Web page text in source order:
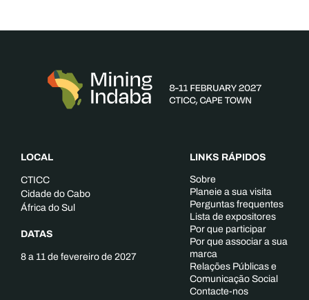
LOCAL
CTICC
Cidade do Cabo
África do Sul
DATAS
8 a 11 de fevereiro de 2027
LINKS RÁPIDOS
Sobre
Planeie a sua visita
Perguntas frequentes
Lista de expositores
Por que participar
Por que associar a sua
marca
Relações Públicas e
Comunicação Social
Contacte-nos